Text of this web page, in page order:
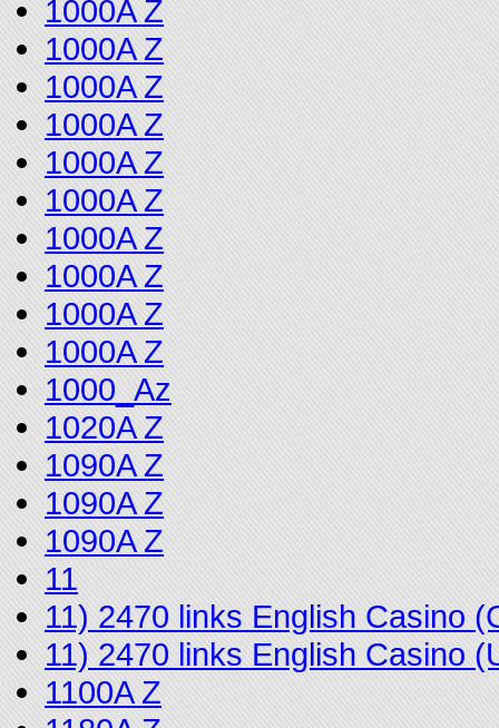
1000A Z
1000A Z
1000A Z
1000A Z
1000A Z
1000A Z
1000A Z
1000A Z
1000A Z
1000A Z
1000_Az
1020A Z
1090A Z
1090A Z
1090A Z
11
11) 2470 links English Casino
11) 2470 links English Casino
1100A Z